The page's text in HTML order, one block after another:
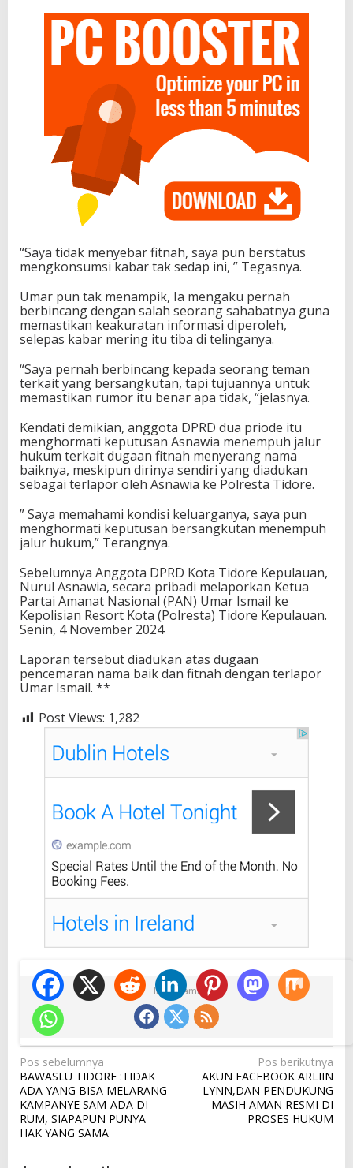
“Saya tidak menyebar fitnah, saya pun berstatus
mengkonsumsi kabar tak sedap ini, ” Tegasnya.
Umar pun tak menampik, Ia mengaku pernah
berbincang dengan salah seorang sahabatnya guna
memastikan keakuratan informasi diperoleh,
selepas kabar mering itu tiba di telinganya.
“Saya pernah berbincang kepada seorang teman
terkait yang bersangkutan, tapi tujuannya untuk
memastikan rumor itu benar apa tidak, “jelasnya.
Kendati demikian, anggota DPRD dua priode itu
menghormati keputusan Asnawia menempuh jalur
hukum terkait dugaan fitnah menyerang nama
baiknya, meskipun dirinya sendiri yang diadukan
sebagai terlapor oleh Asnawia ke Polresta Tidore.
” Saya memahami kondisi keluarganya, saya pun
menghormati keputusan bersangkutan menempuh
jalur hukum,” Terangnya.
Sebelumnya Anggota DPRD Kota Tidore Kepulauan,
Nurul Asnawia, secara pribadi melaporkan Ketua
Partai Amanat Nasional (PAN) Umar Ismail ke
Kepolisian Resort Kota (Polresta) Tidore Kepulauan.
Senin, 4 November 2024
Laporan tersebut diadukan atas dugaan
pencemaran nama baik dan fitnah dengan terlapor
Umar Ismail. **
Post Views: 1,282
Ikuti Kami
N
a
v
i
Pos sebelumnya
BAWASLU TIDORE :TIDAK
ADA YANG BISA MELARANG
KAMPANYE SAM-ADA DI
RUM, SIAPAPUN PUNYA
HAK YANG SAMA
Pos berikutnya
AKUN FACEBOOK ARLIIN
LYNN,DAN PENDUKUNG
MASIH AMAN RESMI DI
PROSES HUKUM